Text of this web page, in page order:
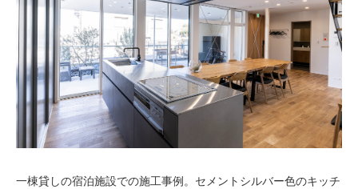
一棟貸しの宿泊施設での施工事例。セメントシルバー色のキッチ